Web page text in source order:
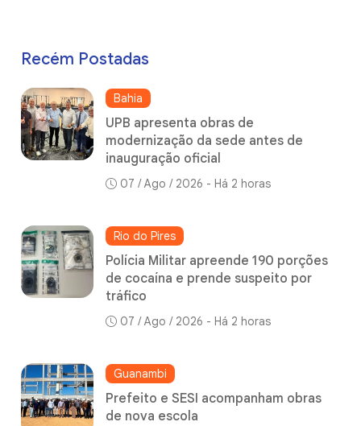
Recém Postadas
Bahia
UPB apresenta obras de
modernização da sede antes de
inauguração oficial
07 / Ago / 2026 - Há 2 horas
Rio do Pires
Polícia Militar apreende 190 porções
de cocaína e prende suspeito por
tráfico
07 / Ago / 2026 - Há 2 horas
Guanambi
Prefeito e SESI acompanham obras
de nova escola